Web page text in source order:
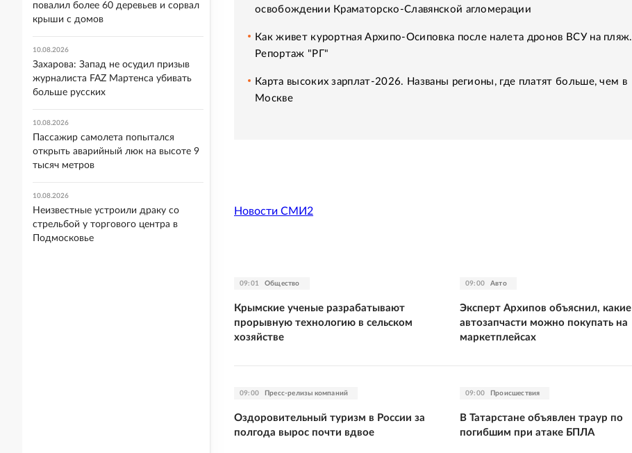
освобождении Краматорско-Славянской агломерации
Как живет курортная Архипо-Осиповка после налета дронов ВСУ на пляж.
Репортаж "РГ"
Карта высоких зарплат-2026. Названы регионы, где платят больше, чем в
Москве
Новости СМИ2
09:01 Общество
Крымские ученые разрабатывают
прорывную технологию в сельском
хозяйстве
09:00 Авто
Эксперт Архипов объяснил, какие
автозапчасти можно покупать на
маркетплейсах
09:00 Пресс-релизы компаний
Оздоровительный туризм в России за
полгода вырос почти вдвое
09:00 Происшествия
В Татарстане объявлен траур по
погибшим при атаке БПЛА
повалил более 60 деревьев и сорвал
крыши с домов
10.08.2026
Захарова: Запад не осудил призыв
журналиста FAZ Мартенса убивать
больше русских
10.08.2026
Пассажир самолета попытался
открыть аварийный люк на высоте 9
тысяч метров
10.08.2026
Неизвестные устроили драку со
стрельбой у торгового центра в
Подмосковье